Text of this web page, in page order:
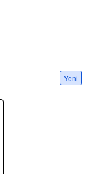
Yeni